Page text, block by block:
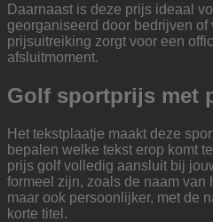
Daarnaast is deze prijs ideaal
georganiseerd door bedrijven of
prijsuitreiking zorgt voor een
afsluitmoment.
Golf sportprijs met
Het tekstplaatje maakt deze
bepalen welke tekst erop komt
prijs golf volledig aansluit bij
formeel zijn, zoals de naam van
maar ook persoonlijker, met de
korte titel.